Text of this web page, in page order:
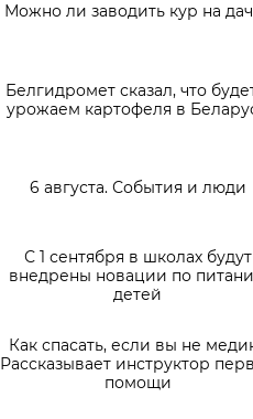
Можно ли заводить кур на
Белгидромет сказал, что
урожаем картофеля в
6 августа. События и люди
С 1 сентября в школах будут
внедрены новации по
детей
Как спасать, если вы не
Рассказывает инструктор
помощи